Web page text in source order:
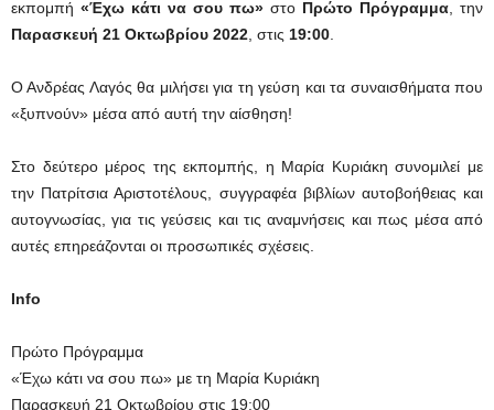
εκπομπή «Έχω κάτι να σου πω» στο Πρώτο Πρόγραμμα , την
Παρασκευή 21 Οκτωβρίου 2022 , στις 19:00
Ο Ανδρέας Λαγός θα μιλήσει για τη γεύση και τα συναισθήματα που
«ξυπνούν» μέσα από αυτή την αίσθηση!
Στο δεύτερο μέρος της εκπομπής, η Μαρία Κυριάκη συνομιλεί με
την Πατρίτσια Αριστοτέλους, συγγραφέα βιβλίων αυτοβοήθειας και
αυτογνωσίας, για τις γεύσεις και τις αναμνήσεις και πως μέσα από
αυτές επηρεάζονται οι προσωπικές σχέσεις.
Info
Πρώτο Πρόγραμμα
«Έχω κάτι να σου πω» με τη Μαρία Κυριάκη
Παρασκευή 21 Οκτωβρίου στις 19:00